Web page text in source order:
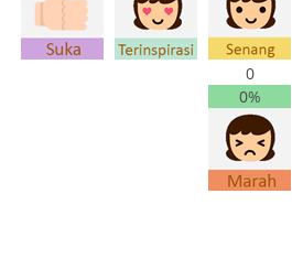
0
0%